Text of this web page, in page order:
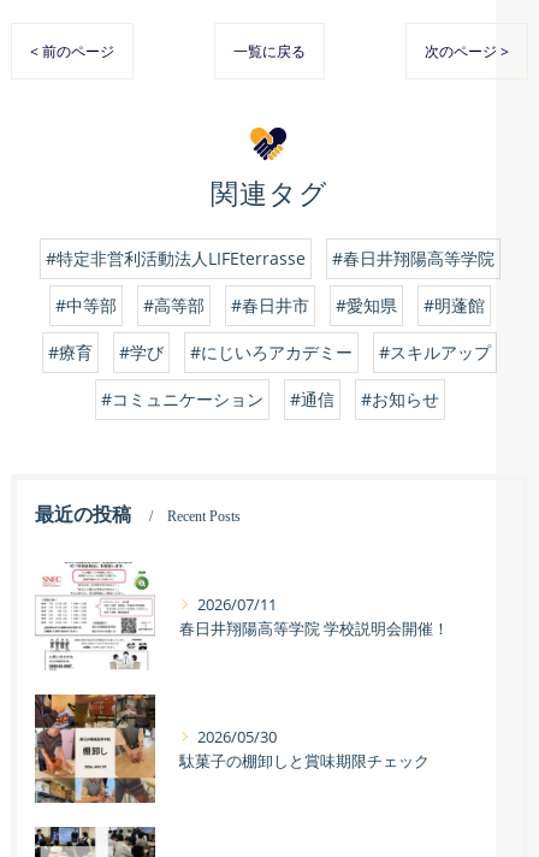
< 前のページ 一覧に戻る 次のページ >
関連タグ
#特定非営利活動法人LIFEterrasse #春日井翔陽高等学院
#中等部 #高等部 #春日井市 #愛知県 #明蓬館
#療育 #学び #にじいろアカデミー #スキルアップ
#コミュニケーション #通信 #お知らせ
最近の投稿 Recent Posts
2026/07/11
春日井翔陽高等学院 学校説明会開催！
2026/05/30
駄菓子の棚卸しと賞味期限チェック